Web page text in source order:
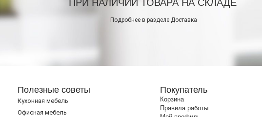
ПРИ НАЛИЧИИ ТОВАРА НА СКЛАДЕ
Подробнее в разделе Доставка
Полезные советы
Кухонная мебель
Офисная мебель
Покупатель
Корзина
Правила работы